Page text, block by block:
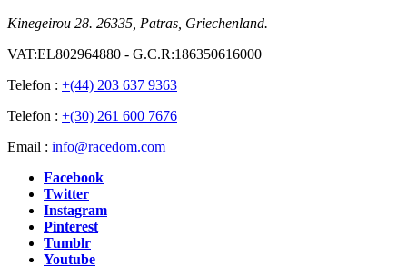
Kinegeirou 28. 26335, Patras, Griechenland.
VAT:EL802964880 - G.C.R:186350616000
Telefon : +(44) 203 637 9363
Telefon : +(30) 261 600 7676
Email : info@racedom.com
Facebook
Twitter
Instagram
Pinterest
Tumblr
Youtube